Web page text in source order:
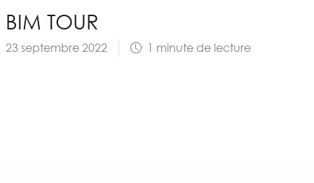
BIM TOUR
23 septembre 2022 1 minute de lecture